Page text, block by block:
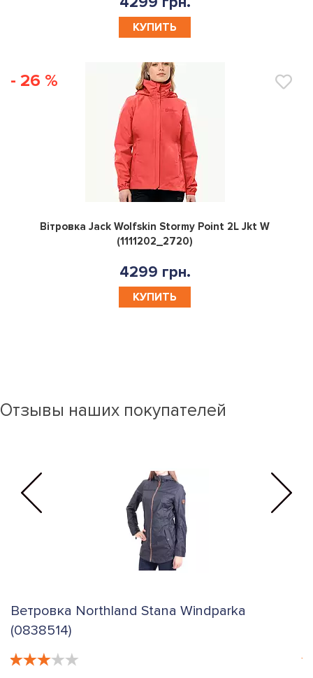
КУПИТЬ
- 26 %
0
Вітровка Jack Wolfskin Stormy Point 2L Jkt W
(1111202_2720)
4299 грн.
КУПИТЬ
Отзывы наших покупателей
Northland Stana Windparka